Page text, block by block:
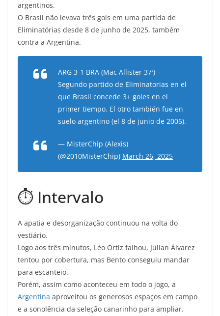
argentinos.
O Brasil não levava três gols em uma partida de
Eliminatórias desde 8 de junho de 2025, também
contra a Argentina.
ARG 3-1 BRA (Mac Allister 37′) –
Segundo partido de Eliminatorias en el
que Brasil concede 3+ goles en el
primer tiempo. El otro también fue en
suelo argentino (el 8 de junio de 2005).
— MisterChip (Alexis)
(@2010MisterChip) March 26, 2025
⏱️ Intervalo
A apatia e desorganização continuou na volta do
vestiário.
Logo aos três minutos, Léo Ortiz falhou, Julian Álvarez
tentou por cobertura, mas Bento conseguiu mandar
para escanteio.
Porém, assim como aconteceu em todo o jogo, a
Argentina aproveitou os generosos espaços em campo
e a sonolência da seleção canarinho para ampliar.